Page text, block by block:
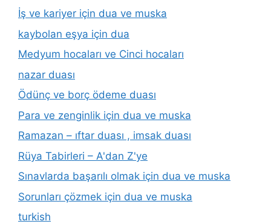
İş ve kariyer için dua ve muska
kaybolan eşya için dua
Medyum hocaları ve Cinci hocaları
nazar duası
Ödünç ve borç ödeme duası
Para ve zenginlik için dua ve muska
Ramazan – ıftar duası , imsak duası
Rüya Tabirleri – A'dan Z'ye
Sınavlarda başarılı olmak için dua ve muska
Sorunları çözmek için dua ve muska
turkish